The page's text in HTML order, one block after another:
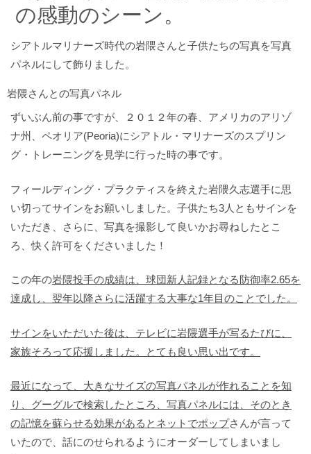
の感動のシーン。
シアトルマリナーズ時代の岩隈さんと子供たちの写真を写真
パネルにして飾りました。
岩隈さんとの写真パネル
ずいぶん前の事ですが、２０１２年の春、アメリカのアリゾ
ナ州、ペオリア(Peoria)にシアトル・マリナーズのスプリン
グ・トレーニングを見学に行った時の事です。
フィールディング・プラクティスを終えた岩隈久志選手に思
い切ってサインをお願いしました。子供たち3人ともサインを
いただき、さらに、写真を撮影して良いかお尋ねしたとこ
ろ、快く許可をくださいました！
この年の岩隈投手の成績は、球団新人記録となる防御率2.65を
達成し、翌年以降さらに活躍する大事な1年目のことでした。
サインをいただいた後は、テレビに岩隈選手が写るたびに、
家族そろって応援しました。とても良い思い出です。
最近になって、大きなサイズの写真パネルが作れることを知
り、グーグルで検索したところ、 写真パネルには、そのとき
の記憶を蘇らせる効果があるとネットでポップさんが言って
いたので、話にのせられるようにオーダーしてしまいまし